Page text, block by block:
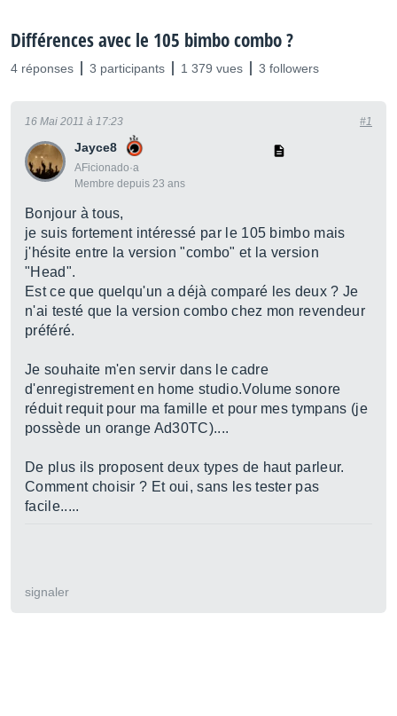
Différences avec le 105 bimbo combo ?
4 réponses 3 participants 1 379 vues 3 followers
Jayce8
AFicionado·a
Membre depuis 23 ans
16 Mai 2011 à 17:23 #1
Bonjour à tous,
je suis fortement intéressé par le 105 bimbo mais
j'hésite entre la version "combo" et la version
"Head".
Est ce que quelqu'un a déjà comparé les deux ? Je
n'ai testé que la version combo chez mon revendeur
préféré.
Je souhaite m'en servir dans le cadre
d'enregistrement en home studio.Volume sonore
réduit requit pour ma famille et pour mes tympans (je
possède un orange Ad30TC)....
De plus ils proposent deux types de haut parleur.
Comment choisir ? Et oui, sans les tester pas
facile.....
signaler